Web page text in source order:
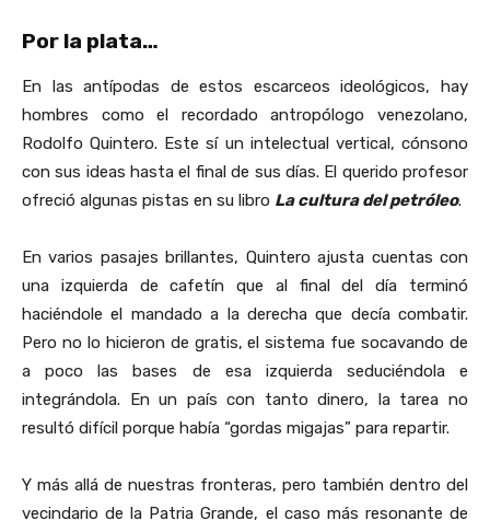
Por la plata…
En las antípodas de estos escarceos ideológicos, hay
hombres como el recordado antropólogo venezolano,
Rodolfo Quintero. Este sí un intelectual vertical, cónsono
con sus ideas hasta el final de sus días. El querido profesor
ofreció algunas pistas en su libro La cultura del petróleo.
En varios pasajes brillantes, Quintero ajusta cuentas con
una izquierda de cafetín que al final del día terminó
haciéndole el mandado a la derecha que decía combatir.
Pero no lo hicieron de gratis, el sistema fue socavando de
a poco las bases de esa izquierda seduciéndola e
integrándola. En un país con tanto dinero, la tarea no
resultó difícil porque había “gordas migajas” para repartir.
Y más allá de nuestras fronteras, pero también dentro del
vecindario de la Patria Grande, el caso más resonante de